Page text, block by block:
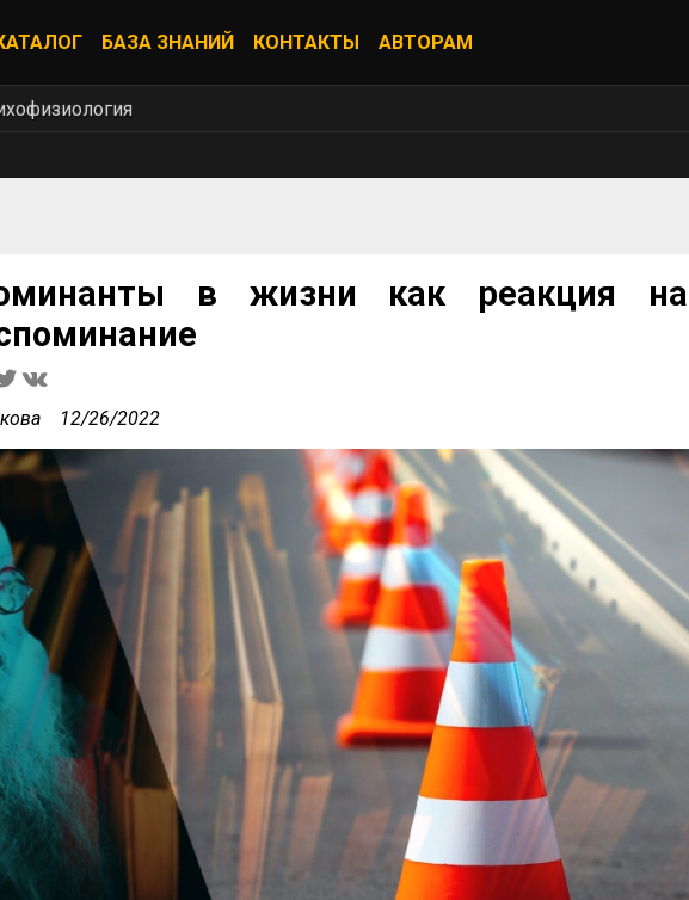
БАЗА ЗНАНИЙ КОНТАКТЫ АВТОРАМ
в жизни как реакция на
12/26/2022